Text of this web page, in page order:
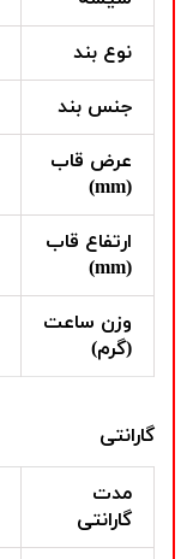
نوع بند
جنس بند
عرض قاب
(mm)
ارتفاع قاب
(mm)
وزن ساعت
(گرم)
گارانتی
مدت
گارانتی